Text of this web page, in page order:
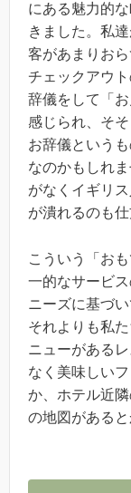
にある魅力的
きました。私
客があまりおら
チェックアウ
辞儀をして「
感じられ、そ
お辞儀という
なのかもしれ
がなくイギリ
が潰れるのも
こういう「お
一的なサービ
ニーズに基づ
それよりも私
ニューがある
なく美味しい
か、ホテル近
の地図があると